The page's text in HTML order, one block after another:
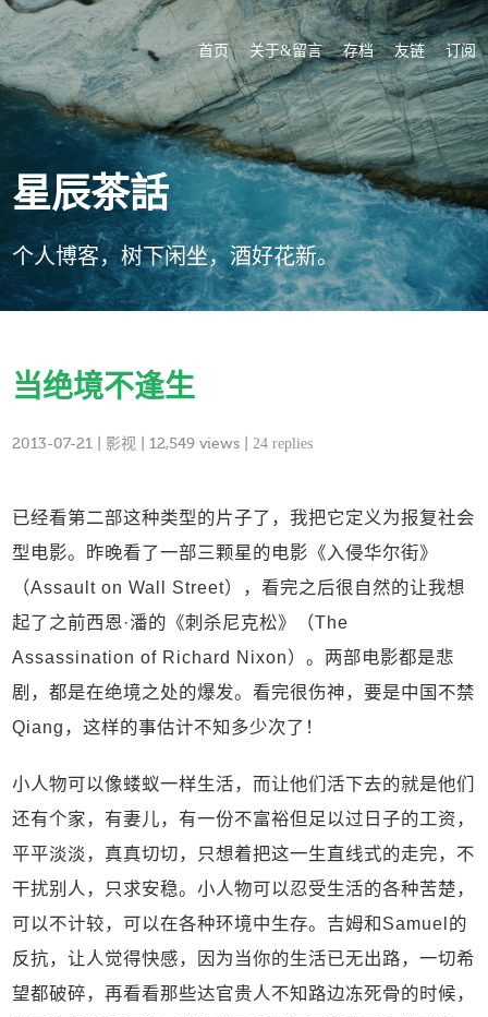
首页 关于&留言 存档 友链 订阅
星辰茶話
个人博客，树下闲坐，酒好花新。
当绝境不逢生
2013-07-21 影视 | 12,549 views |24 replies
已经看第二部这种类型的片子了，我把它定义为报复社会
型电影。昨晚看了一部三颗星的电影《入侵华尔街》
（Assault on Wall Street），看完之后很自然的让我想
起了之前西恩·潘的《刺杀尼克松》（The
Assassination of Richard Nixon）。两部电影都是悲
剧，都是在绝境之处的爆发。看完很伤神，要是中国不禁
Qiang，这样的事估计不知多少次了！
小人物可以像蝼蚁一样生活，而让他们活下去的就是他们
还有个家，有妻儿，有一份不富裕但足以过日子的工资，
平平淡淡，真真切切，只想着把这一生直线式的走完，不
干扰别人，只求安稳。小人物可以忍受生活的各种苦楚，
可以不计较，可以在各种环境中生存。吉姆和Samuel的
反抗，让人觉得快感，因为当你的生活已无出路，一切希
望都破碎，再看看那些达官贵人不知路边冻死骨的时候，